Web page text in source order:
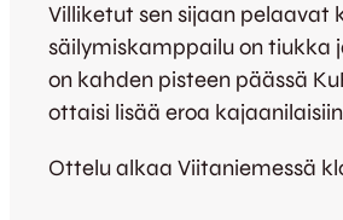
Villiketut sen sijaan pelaavat
säilymiskamppailu on tiukka
on kahden pisteen päässä
ottaisi lisää eroa
Ottelu alkaa Viitaniemessä